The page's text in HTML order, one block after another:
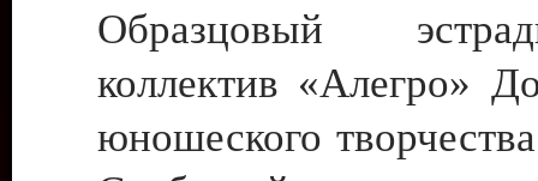
Образцовый
коллектив «Алегро»
юношеского